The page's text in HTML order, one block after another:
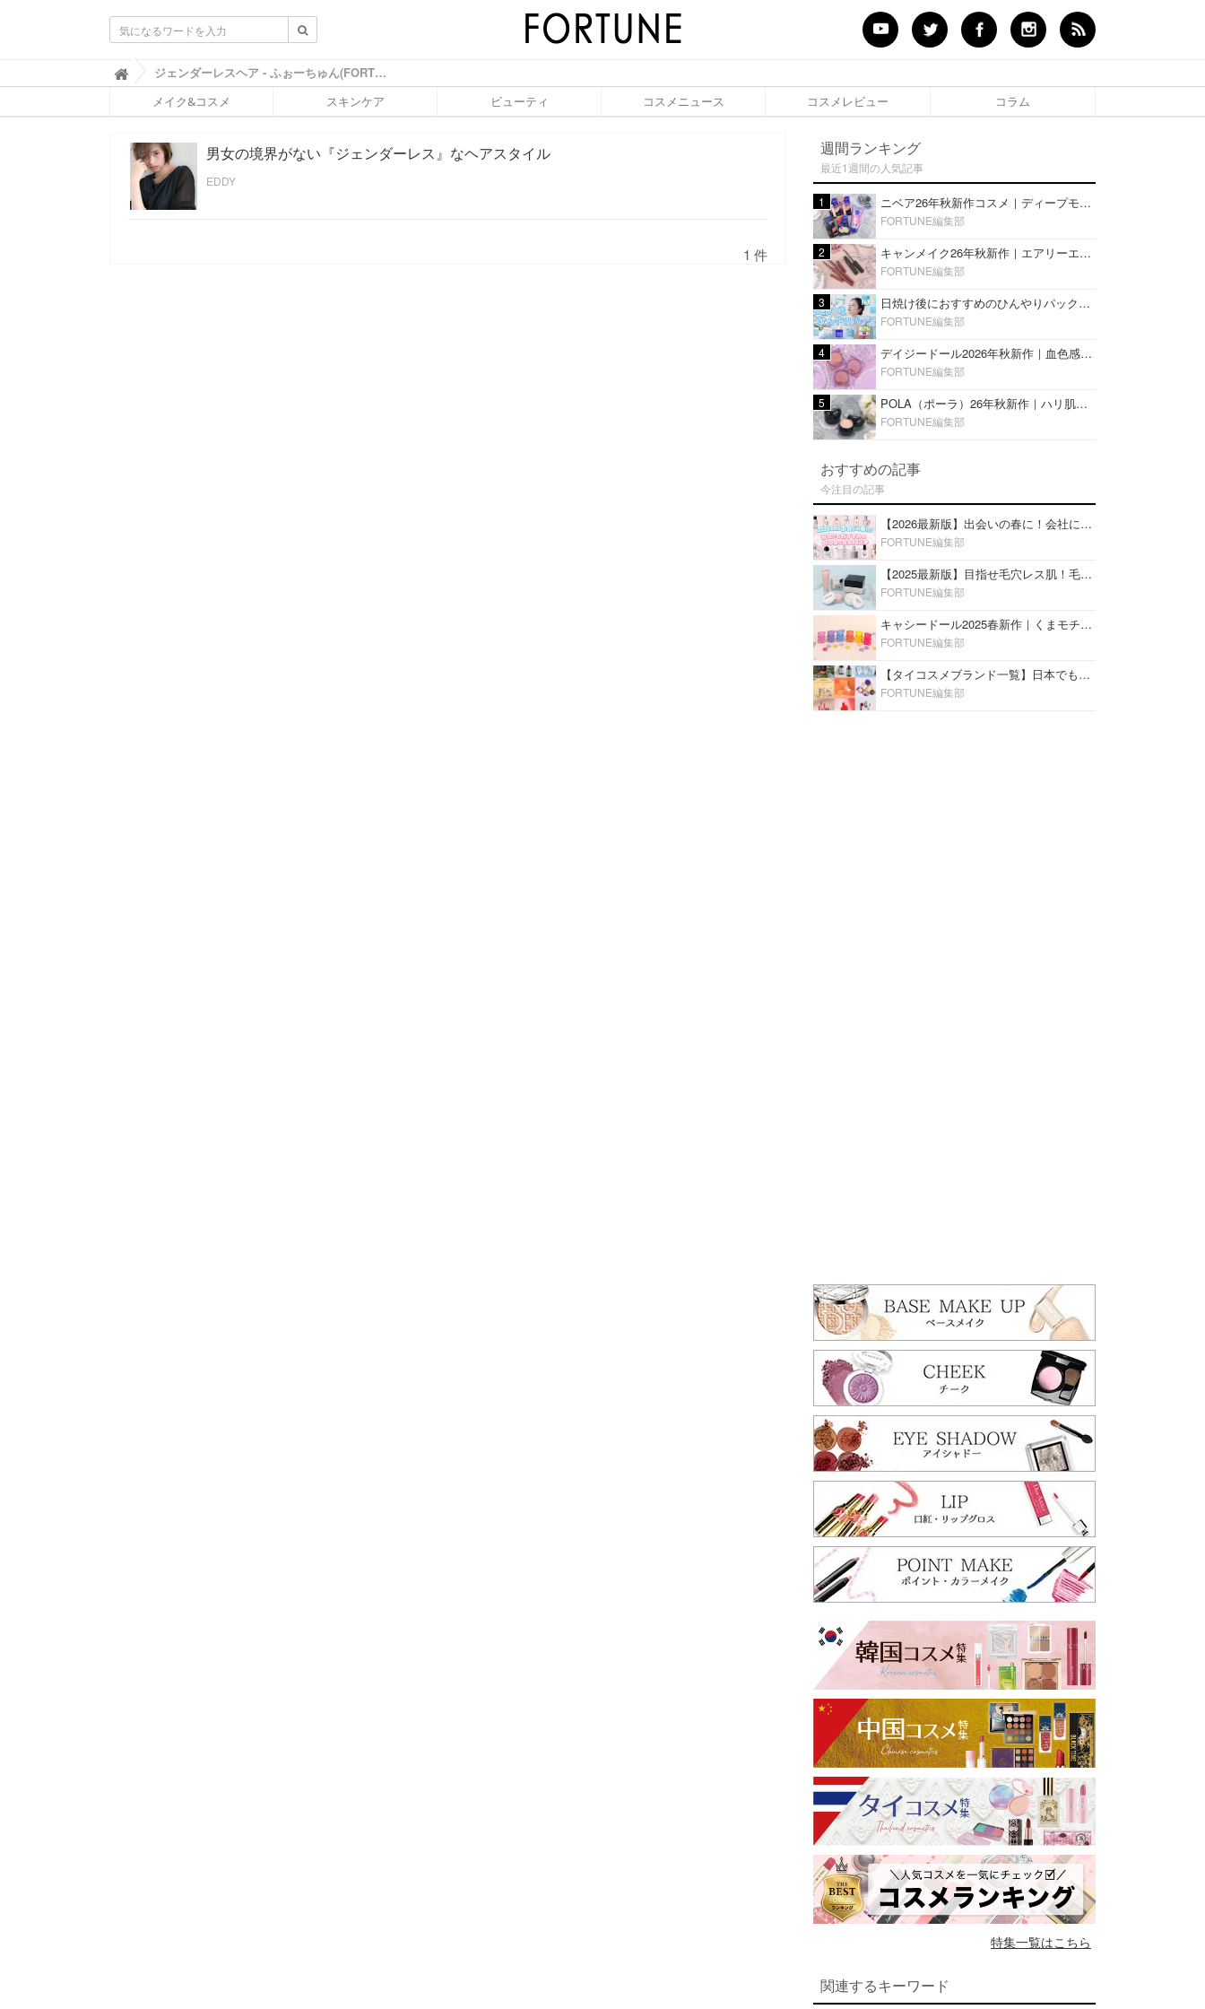
ふ
ぉ
ち
ん
O
ジェンダーレスヘア - ふぉーちゅん(FORTUNE)
メイク&コスメ スキンケア ビューティ コスメニュース コスメレビュー コラム
男女の境界がない『ジェンダーレス』なヘアスタイル
EDDY
1 件
週間ランキング
最近1週間の人気記事
1 ニベア26年秋新作コスメ｜ディープモイスチャーリップの美容液タイプや2in1ボディクリームスクラブも
FORTUNE編集部
2 キャンメイク26年秋新作｜エアリーエクステンションライナー＆カールスナイパーマスカラ新色をレビュー
FORTUNE編集部
3 日焼け後におすすめのひんやりパック14選｜暑い夏にぴったりな冷凍／鎮静／うるおいチャージマスクを紹介
FORTUNE編集部
4 デイジードール2026年秋新作｜血色感が可愛い♡『パウダー ブラッシュ ブルーム』新3色をレビュー
FORTUNE編集部
5 POLA（ポーラ）26年秋新作｜ハリ肌を叶える『B.A デイ プランプ ファンデーション』を口コミ
FORTUNE編集部
おすすめの記事
今注目の記事
【2026最新版】出会いの春に！会社にもおすすめの好印象な香水14選♡ビジネスの場での香水マナーも
FORTUNE編集部
【2025最新版】目指せ毛穴レス肌！毛穴を埋めて隠す「おすすめ部分用下地＆プライマー」ランキング♡
FORTUNE編集部
キャシードール2025春新作｜くまモチーフのミニリップ「シャイニーベア リップモイスト」をレビュー♡
FORTUNE編集部
【タイコスメブランド一覧】日本でも人気沸騰中の“タイコスメ”ブランド20選！
FORTUNE編集部
特集一覧はこちら
関連するキーワード